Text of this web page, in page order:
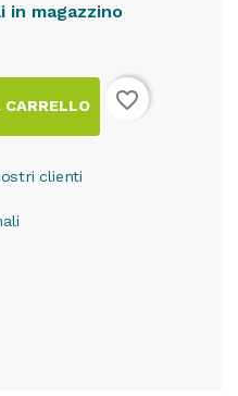
in magazzino
favorite_border
clienti